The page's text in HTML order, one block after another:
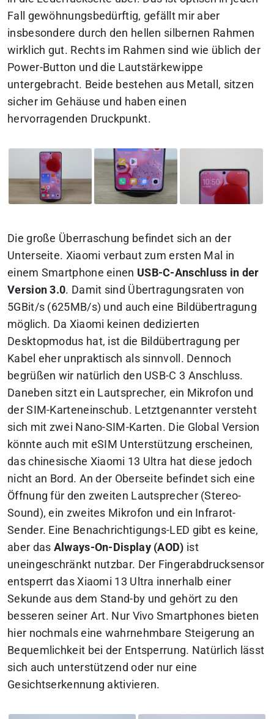
Fall gewöhnungsbedürftig, gefällt mir aber
insbesondere durch den hellen silbernen Rahmen
wirklich gut. Rechts im Rahmen sind wie üblich der
Power-Button und die Lautstärkewippe
untergebracht. Beide bestehen aus Metall, sitzen
sicher im Gehäuse und haben einen
hervorragenden Druckpunkt.
Die große Überraschung befindet sich an der
Unterseite. Xiaomi verbaut zum ersten Mal in
einem Smartphone einen USB-C-Anschluss in der
Version 3.0. Damit sind Übertragungsraten von
5GBit/s (625MB/s) und auch eine Bildübertragung
möglich. Da Xiaomi keinen dedizierten
Desktopmodus hat, ist die Bildübertragung per
Kabel eher unpraktisch als sinnvoll. Dennoch
begrüßen wir natürlich den USB-C 3 Anschluss.
Daneben sitzt ein Lautsprecher, ein Mikrofon und
der SIM-Karteneinschub. Letztgenannter versteht
sich mit zwei Nano-SIM-Karten. Die Global Version
könnte auch mit eSIM Unterstützung erscheinen,
das chinesische Xiaomi 13 Ultra hat diese jedoch
nicht an Bord. An der Oberseite befindet sich eine
Öffnung für den zweiten Lautsprecher (Stereo-
Sound), ein zweites Mikrofon und ein Infrarot-
Sender. Eine Benachrichtigungs-LED gibt es keine,
aber das Always-On-Display (AOD) ist
uneingeschränkt nutzbar. Der Fingerabdrucksensor
entsperrt das Xiaomi 13 Ultra innerhalb einer
Sekunde aus dem Stand-by und gehört zu den
besseren seiner Art. Nur Vivo Smartphones bieten
hier nochmals eine wahrnehmbare Steigerung an
Bequemlichkeit bei der Entsperrung. Natürlich lässt
sich auch unterstützend oder nur eine
Gesichtserkennung aktivieren.